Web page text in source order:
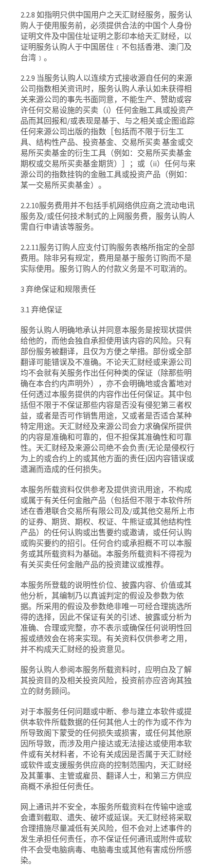
2.2.8如指明只供中国用户之天汇财经服务，服务认
购人于使用服务前，必须提供合法的中国个人身份
证明文件及中国住址证明之影印本给天汇财经，以
证明服务认购人于中国居住﹝不包括香港、澳门及
台湾﹞。
2.2.9 当服务认购人以连续方式接收源自任何的来源
公司指数相关资讯时，服务认购人承认如未获得相
关来源公司的事先书面同意，不能生产、赞助或容
许任何交易设施的买卖（i）任何金融工具或投资产
品而其回报和/或表现是基于、与之相关或企图追踪
任何来源公司出版的指数［包括而不限于衍生工
具、结构性产品、投资基金、交易所买卖 基金或交
易所买卖基金的衍生工具（例如：交易所买卖基金
期权或交易所买卖基金期货）］；或（ii）任何与来
源公司的指数挂钩的金融工具或投资产品（例如：
某一交易所买卖基金）。
2.2.10服务费用并不包括手机网络供应商之流动电讯
服务及/或任何技术制式的上网服务费，服务认购人
需自行申请该等服务。
2.2.11服务订购人应支付订购服务表格所指定的全部
费用。除非另有规定，费用是基于服务订购而不是
实际使用。服务订购人的付款义务是不可取消的。
3弃绝保证和规限责任
3.1弃绝保证
服务认购人明确地承认并同意本服务是按现状提供
给他的，而他会独自承担使用该内容的风险。只有
部份服务被翻译，且仅为方便之举措。部份或全部
翻译可能错误及不准确。不论天汇财经或来源公司
均不会就有关服务作出任何种类的保证（除那些明
确在本合约内声明外），亦不会明确地或含蓄地对
任何透过本服务提供的内容作出任何保证。其中包
括但不限于不保证那些内容是否没有侵犯第三者权
益，或者是否可作销售用途，又或者是否适合某种
特定用途。天汇财经及来源公司会力求确保所提供
的内容是准确和可靠的，但不担保其准确性和可靠
性。天汇财经及来源公司绝不会负责(无论是侵权行
为上的或合约上的或其他方面的责任)因内容错误或
遗漏而造成的任何损失。
本服务所载资料仅供参考及提供资讯用途，不构成
或属于有关任何金融产品（包括但不限于本软件所
述在香港联合交易所有限公司及/或其他交易所上市
的证券、期货、期权、权证、牛熊证或其他结构性
产品）的任何认购或出售要约或邀请，或任何认购
或购买要约的招引。任何合约或承担概不可以本服
务或其所载资料为基础。本服务所载资料不得视为
有关买卖任何金融产品的投资建议或推荐。
本服务所登载的说明性价位、披露内容、价值或其
他分析，其编制乃以真诚判定的假设及参数为依
据。所采用的假设及参数绝非唯一可经合理挑选所
得的选择，因此不保证有关的引述、披露或分析为
准确、合理或完整，亦不表示或确保任何说明性回
报或绩效会在将来实现。有关资料仅供参考之用，
并不构成天汇财经的投资意见。
服务认购人参阅本服务所载资料时，应明白及了解
其投资目的及相关投资风险，投资前亦应咨询其独
立的财务顾问。
对于本服务任何问题或中断、参与建立本软件或提
供本软件所载数据的任何其他人士的作为或不作为
所导致阁下蒙受的任何损失或损害，或任何其他原
因所导致，而涉及用户接达或无法接达或使用本软
件或有关材料者，不论有关成因是否属于天汇财经
或软件或支援服务供应商的控制范围内，天汇财经
及其董事、主管或雇员、翻译人士，和第三方供应
商概不承担任何责任。
网上通讯并不安全，本服务所载资料在传输中途或
会遭到截取、遗失、破坏或延误。天汇财经将采取
合理措施尽量减低有关风险，但不会对上述事件的
发生承担任何责任，亦不保证任何通讯或附件或软
件不会受电脑病毒、电脑毒虫或其他有害成份所感
染。